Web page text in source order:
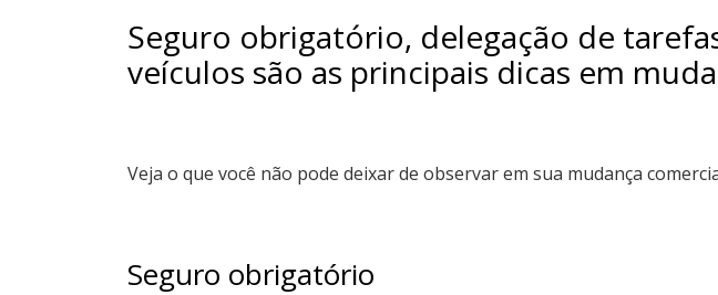
Seguro obrigatório, delegação de
veículos são as principais dicas em
Veja o que você não pode deixar de observar em sua mudança
Seguro obrigatório